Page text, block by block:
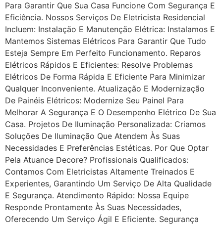
Para Garantir Que Sua Casa Funcione Com Segurança E
Eficiência. Nossos Serviços De Eletricista Residencial
Incluem: Instalação E Manutenção Elétrica: Instalamos E
Mantemos Sistemas Elétricos Para Garantir Que Tudo
Esteja Sempre Em Perfeito Funcionamento. Reparos
Elétricos Rápidos E Eficientes: Resolve Problemas
Elétricos De Forma Rápida E Eficiente Para Minimizar
Qualquer Inconveniente. Atualização E Modernização
De Painéis Elétricos: Modernize Seu Painel Para
Melhorar A Segurança E O Desempenho Elétrico De Sua
Casa. Projetos De Iluminação Personalizada: Criamos
Soluções De Iluminação Que Atendem Às Suas
Necessidades E Preferências Estéticas. Por Que Optar
Pela Atuance Decore? Profissionais Qualificados:
Contamos Com Eletricistas Altamente Treinados E
Experientes, Garantindo Um Serviço De Alta Qualidade
E Segurança. Atendimento Rápido: Nossa Equipe
Responde Prontamente Às Suas Necessidades,
Oferecendo Um Serviço Ágil E Eficiente. Segurança